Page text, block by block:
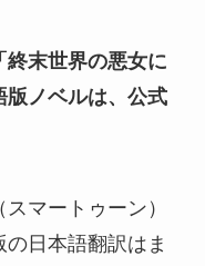
終末世界の悪女に
版ノベルは、公式
マートゥーン）
日本語翻訳はま